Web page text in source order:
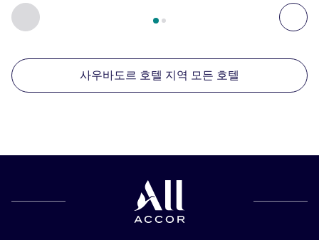
이전 - 주변에 있는 다른 시설 다
2/ 페이지 , 주변에 있는 다른 시설 1 :, 주변에 있는 다른 시
사우바도르 호텔 지역 모든 호텔